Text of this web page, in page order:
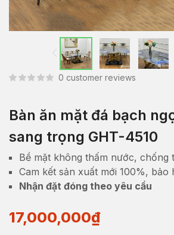
0 customer reviews
Bàn ăn mặt đá bạch
sang trọng GHT-4510
Bề mặt không thấm nước, chống
Cam kết sản xuất mới 100%, bảo
Nhận đặt đóng theo yêu cầu
17,000,000₫